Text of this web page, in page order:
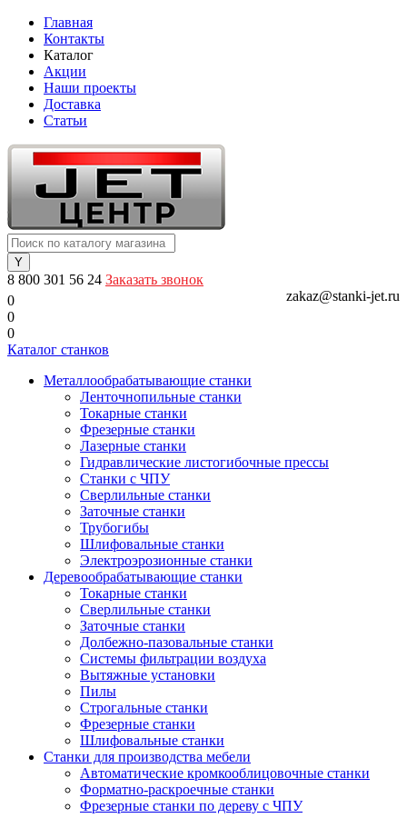
Главная
Контакты
Каталог
Акции
Наши проекты
Доставка
Статьи
8 800 301 56 24 Заказать звонок
zakaz@stanki-jet.ru
0
0
0
Каталог станков
Металлообрабатывающие станки
Ленточнопильные станки
Токарные станки
Фрезерные станки
Лазерные станки
Гидравлические листогибочные прессы
Станки с ЧПУ
Сверлильные станки
Заточные станки
Трубогибы
Шлифовальные станки
Электроэрозионные станки
Деревообрабатывающие станки
Токарные станки
Сверлильные станки
Заточные станки
Долбежно-пазовальные станки
Системы фильтрации воздуха
Вытяжные установки
Пилы
Строгальные станки
Фрезерные станки
Шлифовальные станки
Станки для производства мебели
Автоматические кромкооблицовочные станки
Форматно-раскроечные станки
Фрезерные станки по дереву с ЧПУ